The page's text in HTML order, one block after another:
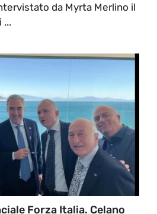
da Myrta Merlino il
...
Forza Italia. Celano